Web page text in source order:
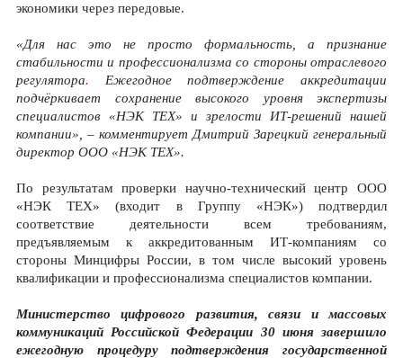
Министерство цифрового развития, связи и массовых
коммуникаций Российской Федерации 30 июня завершило
ежегодную процедуру подтверждения государственной
По результатам проверки научно-технический центр ООО
«НЭК ТЕХ» (входит в Группу «НЭК») подтвердил
соответствие деятельности всем требованиям,
предъявляемым к аккредитованным ИТ-компаниям со
стороны Минцифры России, в том числе высокий уровень
квалификации и профессионализма специалистов компании.
«Для нас это не просто формальность, а признание
стабильности и профессионализма со стороны отраслевого
регулятора. Ежегодное подтверждение аккредитации
подчёркивает сохранение высокого уровня экспертизы
специалистов «НЭК ТЕХ» и зрелости ИТ-решений нашей
компании», – комментирует Дмитрий Зарецкий генеральный
директор ООО «НЭК ТЕХ».
экономики через передовые.